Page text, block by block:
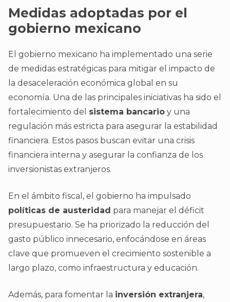
Medidas adoptadas por el
gobierno mexicano
El gobierno mexicano ha implementado una serie
de medidas estratégicas para mitigar el impacto de
la desaceleración económica global en su
economía. Una de las principales iniciativas ha sido el
fortalecimiento del sistema bancario y una
regulación más estricta para asegurar la estabilidad
financiera. Estos pasos buscan evitar una crisis
financiera interna y asegurar la confianza de los
inversionistas extranjeros.
En el ámbito fiscal, el gobierno ha impulsado
políticas de austeridad para manejar el déficit
presupuestario. Se ha priorizado la reducción del
gasto público innecesario, enfocándose en áreas
clave que promueven el crecimiento sostenible a
largo plazo, como infraestructura y educación.
Además, para fomentar la inversión extranjera,